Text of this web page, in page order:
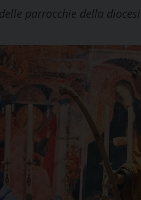
parrocchie della